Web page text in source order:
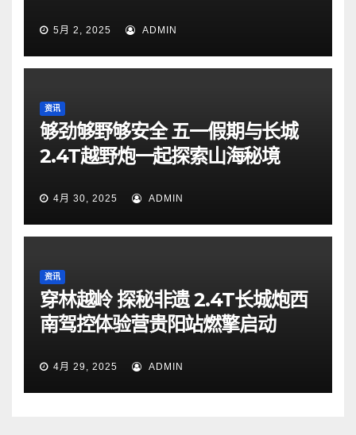
5月 2, 2025 ADMIN
资讯
够劲够野够安全 五一假期与长城
2.4T越野炮一起探索山海秘境
4月 30, 2025 ADMIN
资讯
穿林越岭 探秘非遗 2.4T长城炮西
南驾控体验营贵阳站燃擎启动
4月 29, 2025 ADMIN